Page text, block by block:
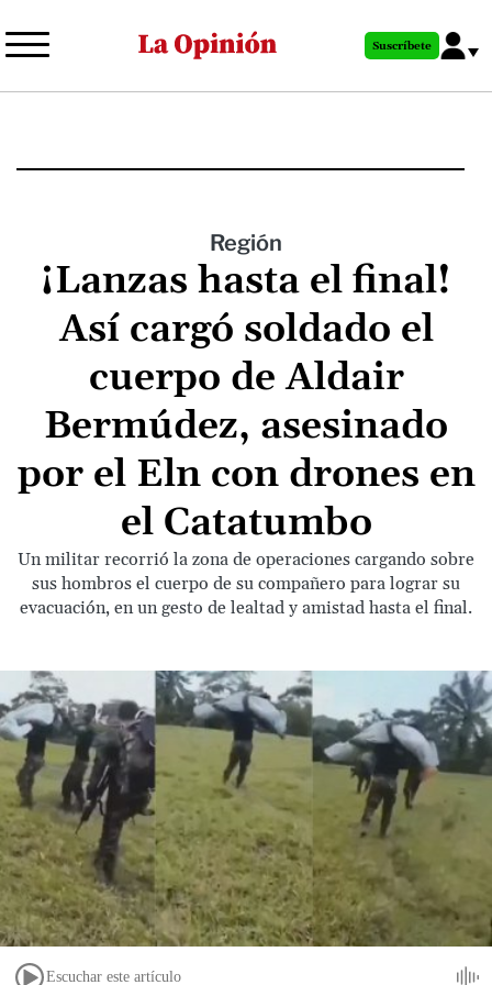
al
principal
Suscríbete
Región
¡Lanzas hasta el final!
Así cargó soldado el
cuerpo de Aldair
Bermúdez, asesinado
por el Eln con drones en
el Catatumbo
Un militar recorrió la zona de operaciones cargando sobre
sus hombros el cuerpo de su compañero para lograr su
evacuación, en un gesto de lealtad y amistad hasta el final.
Escuchar este artículo